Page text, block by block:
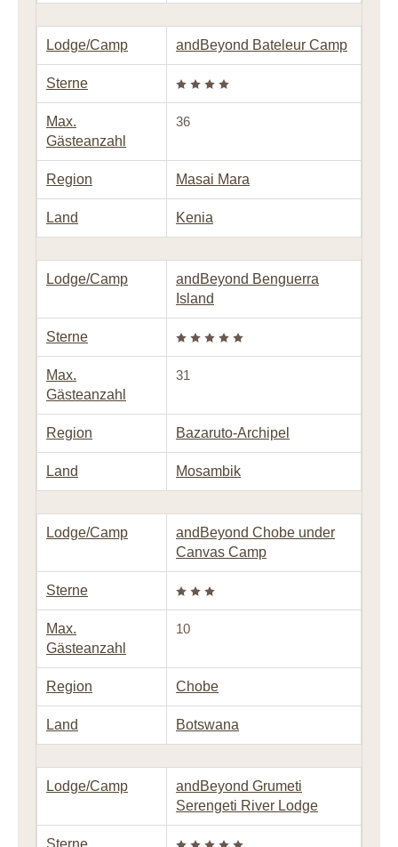
Lodge/Camp andBeyond Bateleur Camp
Sterne
Max.
Gästeanzahl
36
Region Masai Mara
Land Kenia
Lodge/Camp
andBeyond Benguerra
Island
Sterne
Max.
Gästeanzahl
31
Region Bazaruto-Archipel
Land Mosambik
Lodge/Camp
andBeyond Chobe under
Canvas Camp
Sterne
Max.
Gästeanzahl
10
Region Chobe
Land Botswana
Lodge/Camp
andBeyond Grumeti
Serengeti River Lodge
Sterne